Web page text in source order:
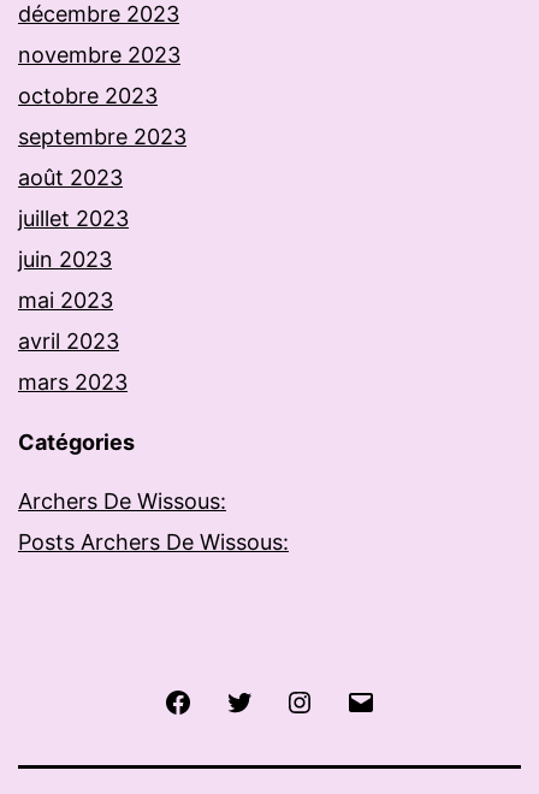
décembre 2023
novembre 2023
octobre 2023
septembre 2023
août 2023
juillet 2023
juin 2023
mai 2023
avril 2023
mars 2023
Catégories
Archers De Wissous:
Posts Archers De Wissous:
FacebookTwitter Instagram